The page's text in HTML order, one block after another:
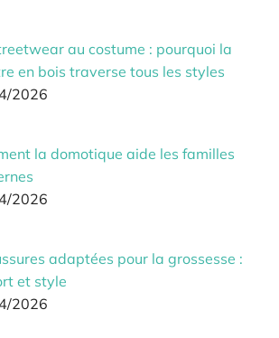
au costume : pourquoi la
en bois traverse tous les styles
2026
la domotique aide les familles
2026
adaptées pour la grossesse :
et style
2026